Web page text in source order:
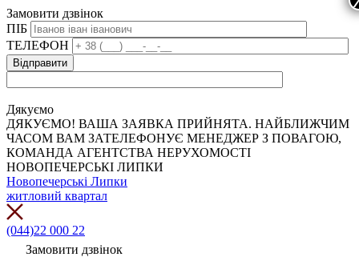
Замовити дзвінок
ПІБ
ТЕЛЕФОН
Дякуємо
ДЯКУЄМО! ВАША ЗАЯВКА ПРИЙНЯТА. НАЙБЛИЖЧИМ
ЧАСОМ ВАМ ЗАТЕЛЕФОНУЄ МЕНЕДЖЕР З ПОВАГОЮ,
КОМАНДА АГЕНТСТВА НЕРУХОМОСТІ
НОВОПЕЧЕРСЬКІ ЛИПКИ
Новопечерські Липки
житловий квартал
(044)22 000 22
Замовити дзвінок